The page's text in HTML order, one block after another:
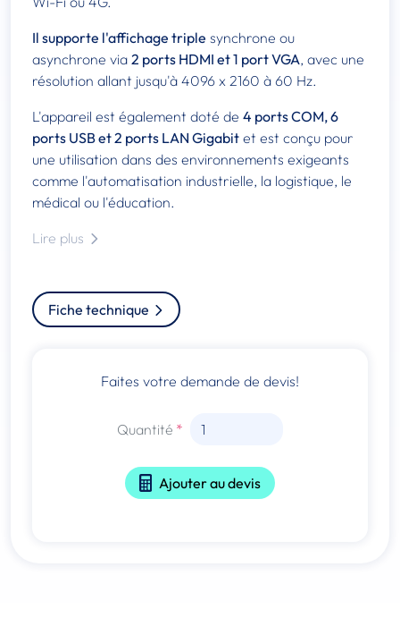
Il supporte l'affichage triple synchrone ou
asynchrone via 2 ports HDMI et 1 port VGA, avec une
résolution allant jusqu'à 4096 x 2160 à 60 Hz.
L'appareil est également doté de 4 ports COM, 6
ports USB et 2 ports LAN Gigabit et est conçu pour
une utilisation dans des environnements exigeants
comme l'automatisation industrielle, la logistique, le
médical ou l'éducation.
Lire plus
Fiche technique
Faites votre demande de devis!
Quantité
Ajouter au devis